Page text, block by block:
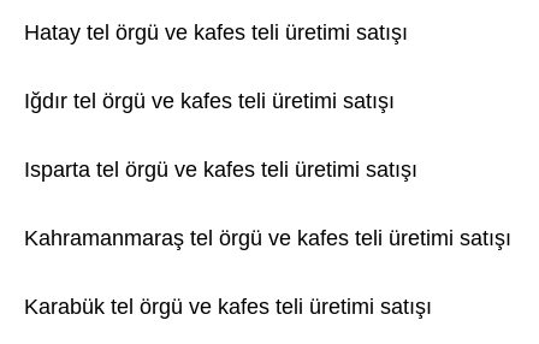
Hatay tel örgü ve kafes teli üretimi satışı
Iğdır tel örgü ve kafes teli üretimi satışı
Isparta tel örgü ve kafes teli üretimi satışı
Kahramanmaraş tel örgü ve kafes teli üretimi satışı
Karabük tel örgü ve kafes teli üretimi satışı